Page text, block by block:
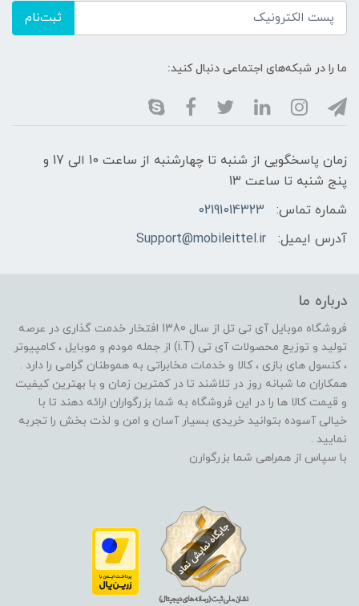
ثبت‌نام
ما را در شبکه‌های اجتماعی دنبال کنید:
زمان پاسخگویی از شنبه تا چهارشنبه از ساعت 10 الی 17 و
پنج شنبه تا ساعت 13
شماره تماس:
02191014323
آدرس ایمیل:
Support@mobileittel.ir
درباره ما
فروشگاه موبایل آی تی تل از سال 1380 افتخار خدمت گذاری در عرصه
تولید و توزیع محصولات آی تی (i.T) از جمله مودم و موبایل ، کامپیوتر
، کنسول های بازی ، کالا و خدمات مخابراتی به هموطنان گرامی را دارد .
همکاران ما شبانه روز در تلاشند تا در کمترین زمان و با بهترین کیفیت
و قیمت کالا ها را در این فروشگاه به شما بزرگواران ارائه دهند تا با
خیالی آسوده بتوانید خریدی بسیار آسان و امن و لذت بخش را تجربه
نمایید .
با سپاس از همراهی شما بزرگوارن